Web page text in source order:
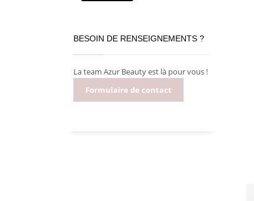
BESOIN DE RENSEIGNEMENTS ?
La team Azur Beauty est là pour vous !
Formulaire de contact